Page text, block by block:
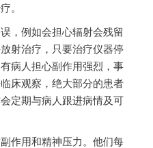
。
，例如会担心辐射会残留
射治疗，只要治疗仪器停
病人担心副作用强烈，事
床观察，绝大部分的患者
定期与病人跟进病情及可
作用和精神压力。他们每